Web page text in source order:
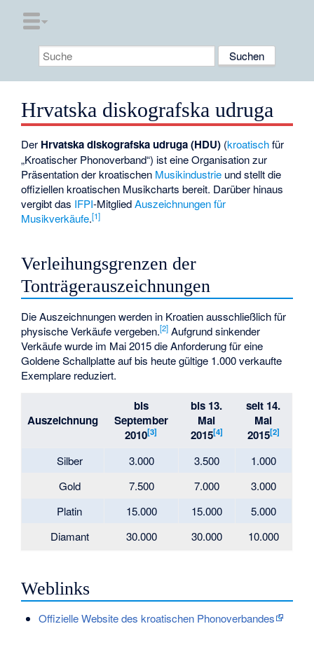
Hrvatska diskografska udruga
Der Hrvatska diskografska udruga (HDU) (kroatischfür
„Kroatischer Phonoverband“) ist eine Organisation zur
Präsentation der kroatischen Musikindustrie und stellt die
offiziellen kroatischen Musikcharts bereit. Darüber hinaus
vergibt das IFPI-MitgliedAuszeichnungen für
Musikverkäufe.[1]
Verleihungsgrenzen der
Tonträgerauszeichnungen
Die Auszeichnungen werden in Kroatien ausschließlich für
physische Verkäufe vergeben.[2] Aufgrund sinkender
Verkäufe wurde im Mai 2015 die Anforderung für eine
Goldene Schallplatte auf bis heute gültige 1.000 verkaufte
Exemplare reduziert.
Auszeichnung
bis
September
2010[3]
bis 13.
Mai
2015[4]
seit 14.
Mai
2015[2]
Silber 3.000 3.500
1.000
Gold
7.500 7.000
3.000
Platin
15.000 15.000
5.000
Diamant
30.000 30.000 10.000
Weblinks
Offizielle Website des kroatischen Phonoverbandes